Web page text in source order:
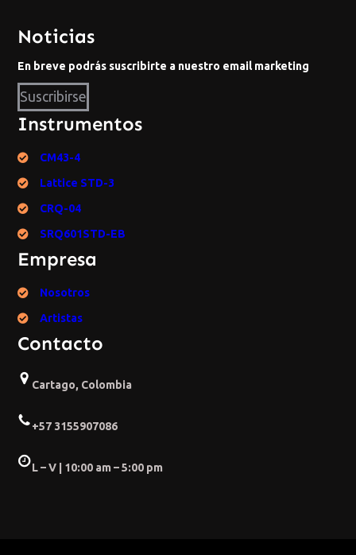
Noticias
En breve podrás suscribirte a nuestro email marketing
Suscribirse
Instrumentos
CM43-4
Lattice STD-3
CRQ-04
SRQ601STD-EB
Empresa
Nosotros
Artistas
Contacto
Cartago, Colombia
+57 3155907086
L – V | 10:00 am – 5:00 pm